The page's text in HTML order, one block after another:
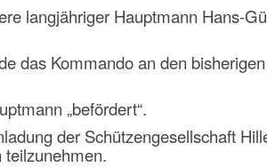
langjähriger Hauptmann Hans-
das Kommando an den bisherigen
„befördert“.
der Schützengesellschaft